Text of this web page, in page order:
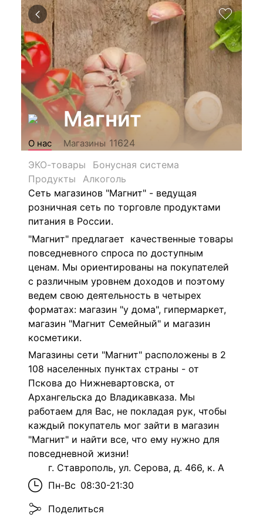
Магнит
О нас Магазины 11624
ЭКО-товары
Бонусная система
Продукты
Алкоголь
Сеть магазинов "Магнит" - ведущая
розничная сеть по торговле продуктами
питания в России.
"Магнит" предлагает качественные товары
повседневного спроса по доступным
ценам. Мы ориентированы на покупателей
с различным уровнем доходов и поэтому
ведем свою деятельность в четырех
форматах: магазин "у дома", гипермаркет,
магазин "Магнит Семейный" и магазин
косметики.
Магазины сети "Магнит" расположены в 2
108 населенных пунктах страны - от
Пскова до Нижневартовска, от
Архангельска до Владикавказа. Мы
работаем для Вас, не покладая рук, чтобы
каждый покупатель мог зайти в магазин
"Магнит" и найти все, что ему нужно для
повседневной жизни!
г. Ставрополь, ул. Серова, д. 466, к. А
Пн-Вс 08:30-21:30
Поделиться